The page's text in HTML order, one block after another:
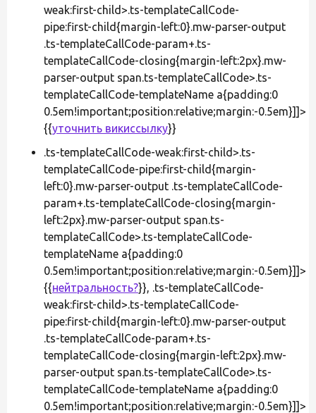
weak:first-child>.ts-templateCallCode-
pipe:first-child{margin-left:0}.mw-parser-output
.ts-templateCallCode-param+.ts-
templateCallCode-closing{margin-left:2px}.mw-
parser-output span.ts-templateCallCode>.ts-
templateCallCode-templateName a{padding:0
0.5em!important;position:relative;margin:-0.5em}]]>
{{уточнить викиссылку}}
.ts-templateCallCode-weak:first-child>.ts-
templateCallCode-pipe:first-child{margin-
left:0}.mw-parser-output .ts-templateCallCode-
param+.ts-templateCallCode-closing{margin-
left:2px}.mw-parser-output span.ts-
templateCallCode>.ts-templateCallCode-
templateName a{padding:0
0.5em!important;position:relative;margin:-0.5em}]]>
{{нейтральность?}}, .ts-templateCallCode-
weak:first-child>.ts-templateCallCode-
pipe:first-child{margin-left:0}.mw-parser-output
.ts-templateCallCode-param+.ts-
templateCallCode-closing{margin-left:2px}.mw-
parser-output span.ts-templateCallCode>.ts-
templateCallCode-templateName a{padding:0
0.5em!important;position:relative;margin:-0.5em}]]>